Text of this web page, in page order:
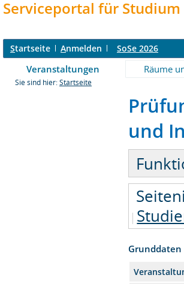
Serviceportal für
Startseite Anmelden SoSe 2026
Veranstaltungen Räume
Sie sind hier: Startseite
und
Grunddaten